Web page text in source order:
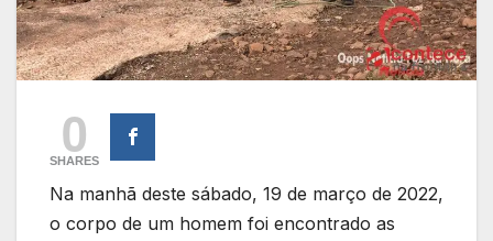
0
SHARES
Na manhã deste sábado, 19 de março de 2022,
o corpo de um homem foi encontrado as